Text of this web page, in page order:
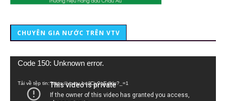
CHUYÊN GIA NƯỚC TRÊN VTV
Trình
Code 150: Unknown error.
Tải về tệp tin: https://youtu.be/lCiy9qEdklo?_=1